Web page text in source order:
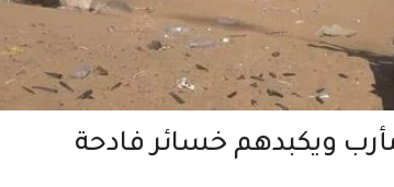
ويكبدهم خسائر فادحة